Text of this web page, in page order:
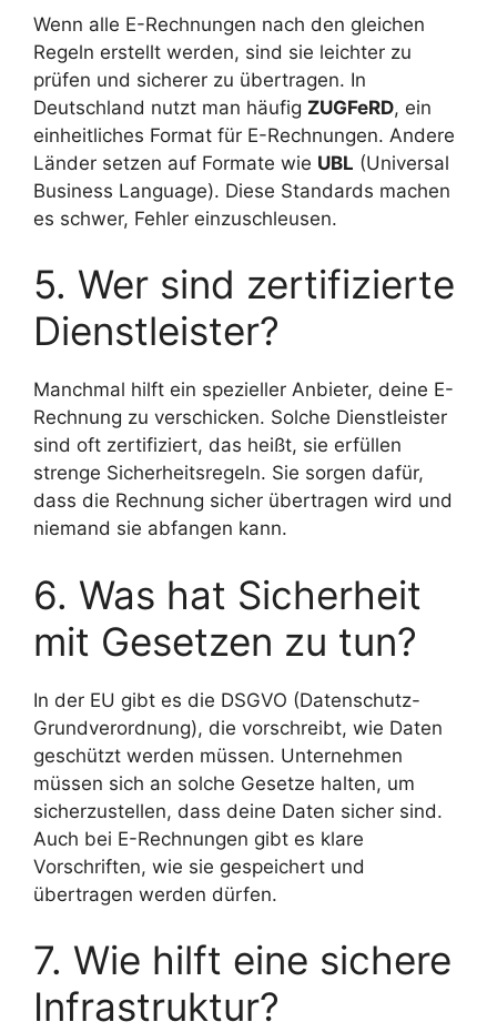
Wenn alle E-Rechnungen nach den gleichen
Regeln erstellt werden, sind sie leichter zu
prüfen und sicherer zu übertragen. In
Deutschland nutzt man häufig ZUGFeRD, ein
einheitliches Format für E-Rechnungen. Andere
Länder setzen auf Formate wie UBL (Universal
Business Language). Diese Standards machen
es schwer, Fehler einzuschleusen.
5. Wer sind zertifizierte
Dienstleister?
Manchmal hilft ein spezieller Anbieter, deine E-
Rechnung zu verschicken. Solche Dienstleister
sind oft zertifiziert, das heißt, sie erfüllen
strenge Sicherheitsregeln. Sie sorgen dafür,
dass die Rechnung sicher übertragen wird und
niemand sie abfangen kann.
6. Was hat Sicherheit
mit Gesetzen zu tun?
In der EU gibt es die DSGVO (Datenschutz-
Grundverordnung), die vorschreibt, wie Daten
geschützt werden müssen. Unternehmen
müssen sich an solche Gesetze halten, um
sicherzustellen, dass deine Daten sicher sind.
Auch bei E-Rechnungen gibt es klare
Vorschriften, wie sie gespeichert und
übertragen werden dürfen.
7. Wie hilft eine sichere
Infrastruktur?